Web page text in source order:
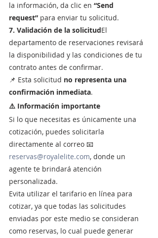
la información, da clic en “Send
request” para enviar tu solicitud.
7. Validación de la solicitudEl
departamento de reservaciones revisará
la disponibilidad y las condiciones de tu
contrato antes de confirmar.
📌 Esta solicitud no representa una
confirmación inmediata.
⚠️ Información importante
Si lo que necesitas es únicamente una
cotización, puedes solicitarla
directamente al correo 📧
reservas@royalelite.com, donde un
agente te brindará atención
personalizada.
Evita utilizar el tarifario en línea para
cotizar, ya que todas las solicitudes
enviadas por este medio se consideran
como reservas, lo cual puede generar